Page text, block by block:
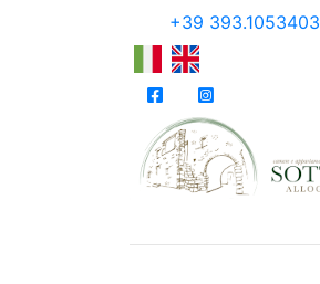
+39 393.1053403
FacebookInstagram